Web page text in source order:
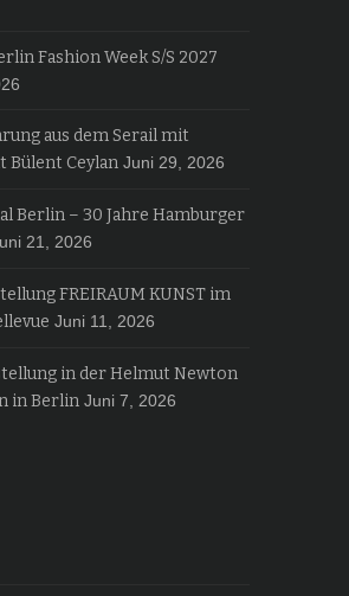
Fashion Week S/S 2027
aus dem Serail mit
Bülent Ceylan Juni 29, 2026
Berlin – 30 Jahre Hamburger
21, 2026
FREIRAUM KUNST im
Juni 11, 2026
in der Helmut Newton
in Berlin Juni 7, 2026